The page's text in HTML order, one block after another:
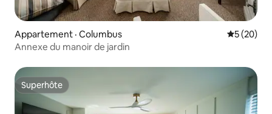
Appartement · Columbus Note
5 (20)
Annexe du manoir de jardin
Superhôte
Superhôte